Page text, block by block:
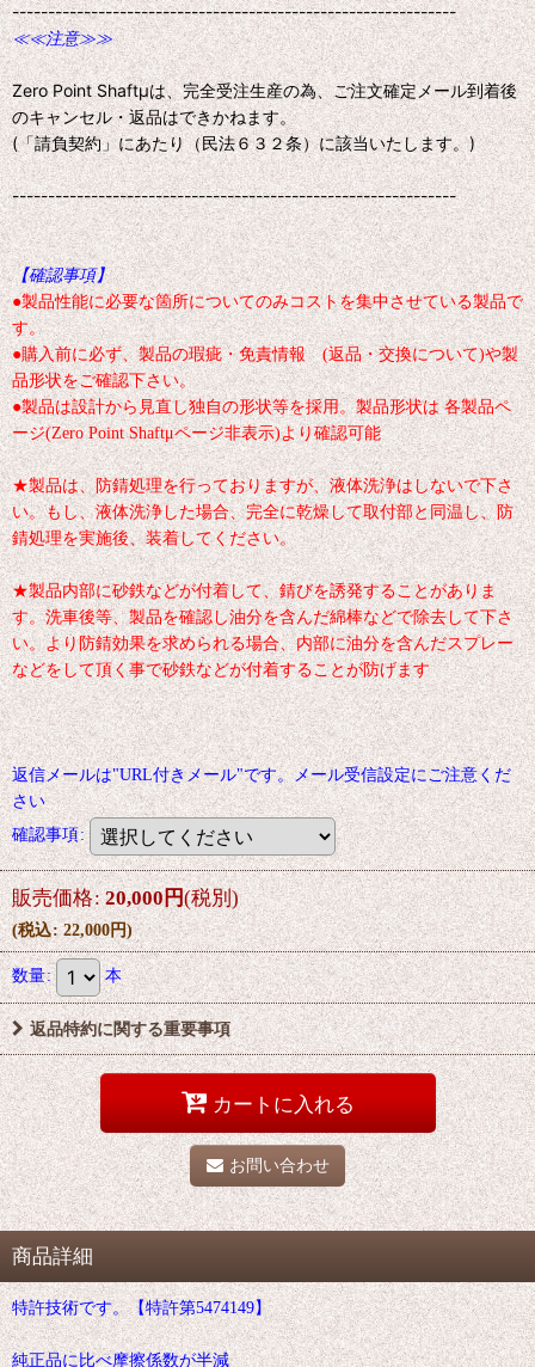
--------------------------------------------------------------
≪≪注意≫≫
Zero Point Shaftμは、完全受注生産の為、ご注文確定メール到着後
のキャンセル・返品はできかねます。
(「請負契約」にあたり（民法６３２条）に該当いたします。)
--------------------------------------------------------------
【確認事項】
●製品性能に必要な箇所についてのみコストを集中させている製品で
す。
●購入前に必ず、製品の瑕疵・免責情報 (返品・交換について)や製
品形状をご確認下さい。
●製品は設計から見直し独自の形状等を採用。製品形状は 各製品ペ
ージ(Zero Point Shaftμページ非表示)より確認可能
★製品は、防錆処理を行っておりますが、液体洗浄はしないで下さ
い。もし、液体洗浄した場合、完全に乾燥して取付部と同温し、防
錆処理を実施後、装着してください。
★製品内部に砂鉄などが付着して、錆びを誘発することがありま
す。洗車後等、製品を確認し油分を含んだ綿棒などで除去して下さ
い。より防錆効果を求められる場合、内部に油分を含んだスプレー
などをして頂く事で砂鉄などが付着することが防げます
返信メールは"URL付きメール"です。メール受信設定にご注意くだ
さい
確認事項:
販売価格: 20,000円(税別)
(税込: 22,000円)
数量: 本
返品特約に関する重要事項
カートに入れる
お問い合わせ
商品詳細
特許技術です。【特許第5474149】
純正品に比べ摩擦係数が半減